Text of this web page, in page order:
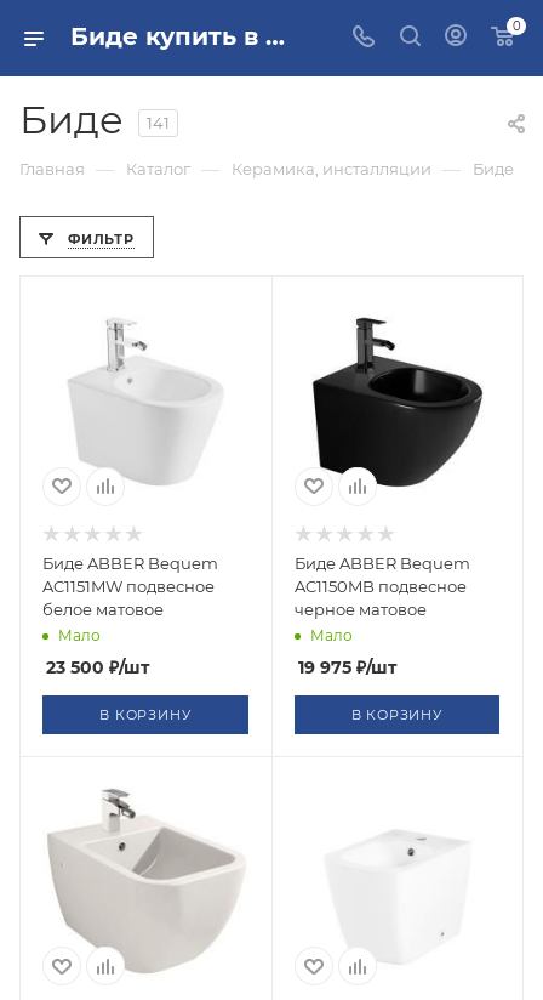
Биде купить в Москве 0
Биде 141
Главная — Каталог — Керамика, инсталляции — Биде
ФИЛЬТР
Биде ABBER Bequem
AC1151MW подвесное
белое матовое
Мало
23 500 ₽/шт
В КОРЗИНУ
Биде ABBER Bequem
AC1150MB подвесное
черное матовое
Мало
19 975₽/шт
В КОРЗИНУ